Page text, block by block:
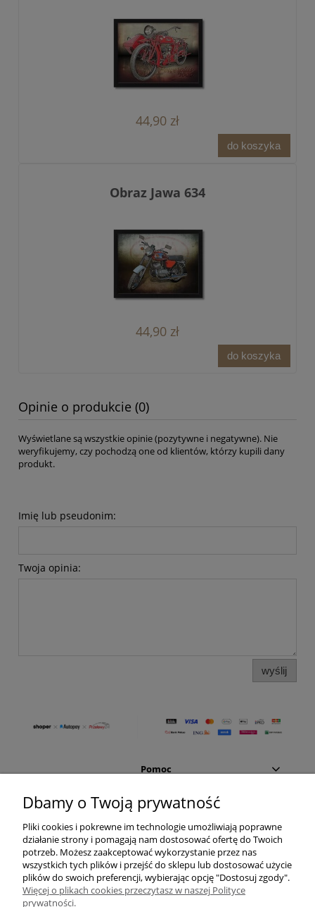
44,90 zł
do koszyka
Obraz Jawa 634
44,90 zł
do koszyka
Opinie o produkcie (0)
Wyświetlane są wszystkie opinie (pozytywne i negatywne). Nie
weryfikujemy, czy pochodzą one od klientów, którzy kupili dany
produkt.
Imię lub pseudonim:
Twoja opinia:
wyślij
Pomoc
Moje konto
Płatności i dostawa
Informacje
Dbamy o Twoją prywatność
Pliki cookies i pokrewne im technologie umożliwiają poprawne
działanie strony i pomagają nam dostosować ofertę do Twoich
potrzeb. Możesz zaakceptować wykorzystanie przez nas
wszystkich tych plików i przejść do sklepu lub dostosować użycie
plików do swoich preferencji, wybierając opcję "Dostosuj zgody".
Więcej o plikach cookies przeczytasz w naszej Polityce
prywatności.